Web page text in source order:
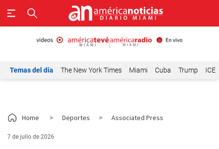
Temas del día The New York Times Miami Cuba Trump ICE
Home > Deportes > Associated Press
7 de julio de 2026